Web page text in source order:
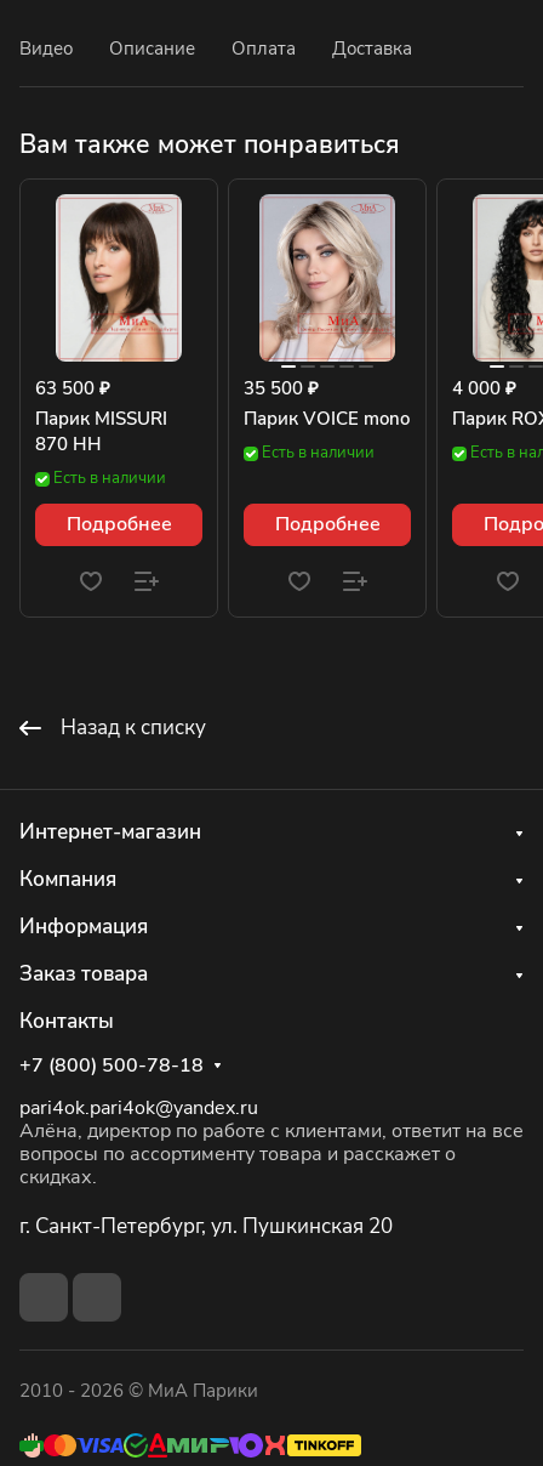
Видео Описание Оплата Доставка
Вам также может понравиться
63 500 ₽
Парик MISSURI
870 HH
Есть в наличии
Подробнее
35 500 ₽
Парик VOICE mono
Есть в наличии
Подробнее
4 000 ₽
Парик
Есть в
Назад к списку
Интернет-магазин
Компания
Информация
Заказ товара
Контакты
+7 (800) 500-78-18
pari4ok.pari4ok@yandex.ru
Алёна, директор по работе с клиентами, ответит на все
вопросы по ассортименту товара и расскажет о
скидках.
г. Санкт-Петербург, ул. Пушкинская 20
2010 - 2026 © МиА Парики